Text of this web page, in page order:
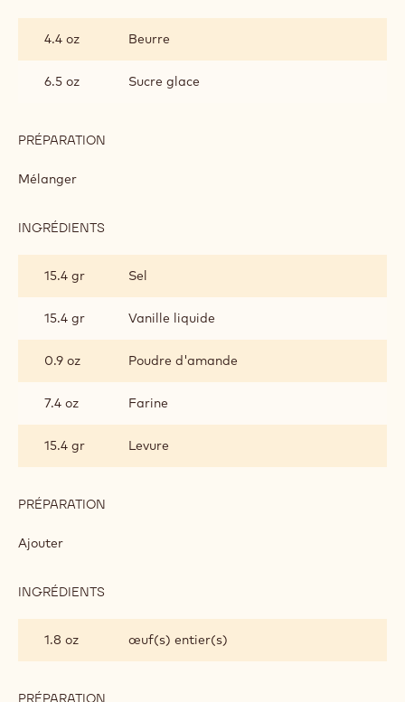
4.4 oz
Beurre
6.5 oz Sucre glace
PRÉPARATION
Mélanger
INGRÉDIENTS
15.4 gr
Sel
15.4 gr Vanille liquide
0.9 oz Poudre d'amande
7.4 oz Farine
15.4 gr Levure
PRÉPARATION
Ajouter
INGRÉDIENTS
1.8 oz
œuf(s) entier(s)
PRÉPARATION